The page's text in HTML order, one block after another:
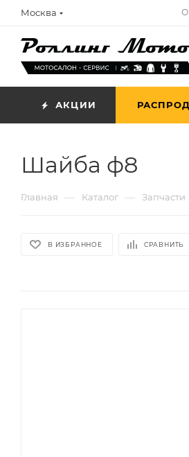
Москва О
АКЦИИ
Шайба ф8
Главная — Каталог — Запчасти
В ИЗБРАННОЕ СРАВНИТЬ